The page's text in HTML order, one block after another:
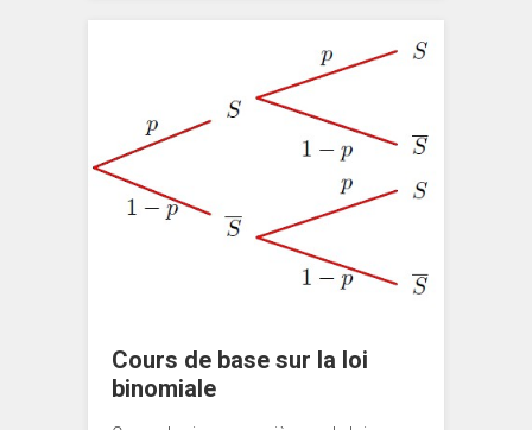
Cours de base sur la loi
binomiale